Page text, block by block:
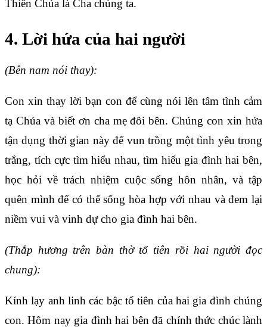
Thiên Chúa là Cha chúng ta.
4. Lời hứa của hai người
(Bên nam nói thay):
Con xin thay lời bạn con để cùng nói lên tâm tình cảm
tạ Chúa và biết ơn cha mẹ đôi bên. Chúng con xin hứa
tận dụng thời gian này để vun trồng một tình yêu trong
trắng, tích cực tìm hiểu nhau, tìm hiểu gia đình hai bên,
học hỏi về trách nhiệm cuộc sống hôn nhân, và tập
quên mình để có thể sống hòa hợp với nhau và đem lại
niềm vui và vinh dự cho gia đình hai bên.
(Thắp hương trên bàn thờ tổ tiên rồi hai người đọc
chung):
Kính lạy anh linh các bậc tổ tiên của hai gia đình chúng
con. Hôm nay gia đình hai bên đã chính thức chúc lành